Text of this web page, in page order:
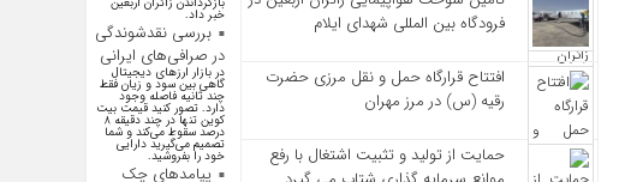
فرودگاه بین المللی شهدای ایلام
افتتاح قرارگاه حمل‌ و نقل مرزی حضرت
رقیه (س) در مرز مهران
حمایت از تولید و تثبیت اشتغال با رفع
خبر داد.
بررسی نقدشوندگی
در صرافی‌های ایرانی
در بازار ارزهای دیجیتال
گاهی بین سود و زیان فقط
چند ثانیه فاصله وجود
دارد. تصور کنید قیمت بیت
کوین تنها در چند دقیقه ۸
درصد سقوط می‌کند و شما
تصمیم می‌گیرید دارایی
خود را بفروشید.
پیامد‌های چک